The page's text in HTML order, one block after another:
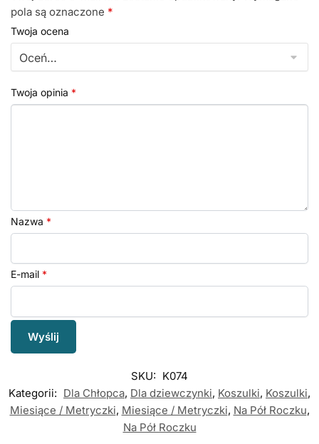
pola są oznaczone *
Twoja ocena
Twoja opinia *
Nazwa *
E-mail *
SKU: K074
Kategorii: Dla Chłopca, Dla dziewczynki, Koszulki, Koszulki,
Miesiące / Metryczki, Miesiące / Metryczki, Na Pół Roczku,
Na Pół Roczku